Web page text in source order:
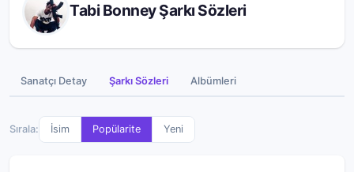
Tabi Bonney Şarkı Sözleri
Sanatçı Detay Şarkı Sözleri Albümleri
Sırala: İsim Popülarite Yeni